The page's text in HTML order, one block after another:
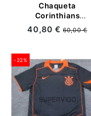
Chaqueta
Corinthians
2025/2026 Negro
con Estampado
40,80 €60,00 €
-22%